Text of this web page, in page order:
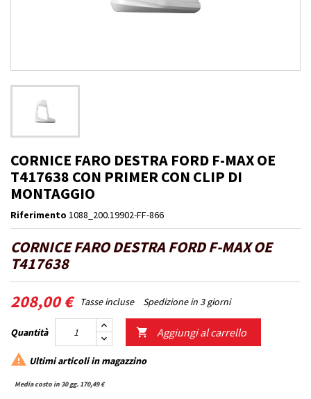
CORNICE FARO DESTRA FORD F-MAX OE
T417638 CON PRIMER CON CLIP DI
MONTAGGIO
Riferimento 1088_200.19902-FF-866
CORNICE FARO DESTRA FORD F-MAX OE
T417638
208,00 € Tasse incluse Spedizione in 3 giorni
Quantità  Aggiungi al carrello
 Ultimi articoli in magazzino
Media costo in 30 gg. 170,49 €